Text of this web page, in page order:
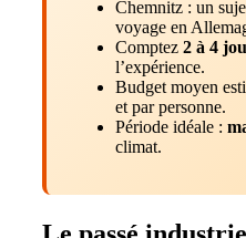
Chemnitz : un
voyage en
Comptez 2 à 4
l’expérience.
Budget moyen
et par personne.
Période idéale :
climat.